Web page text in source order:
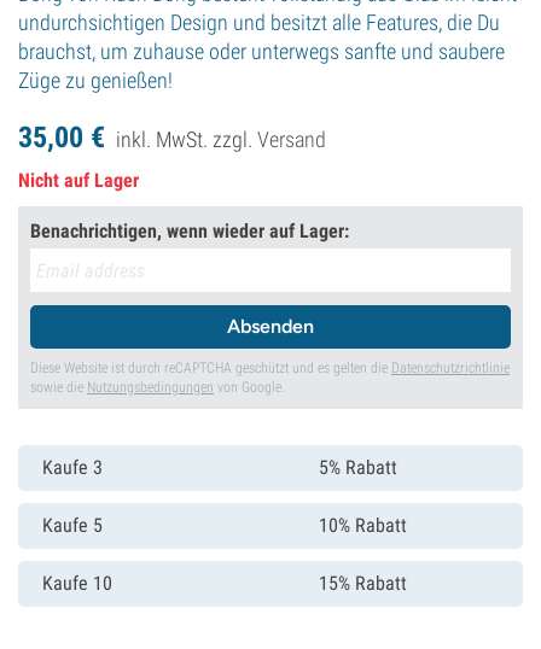
undurchsichtigen Design und besitzt alle Features, die Du
brauchst, um zuhause oder unterwegs sanfte und saubere
Züge zu genießen!
35,00 € inkl. MwSt. zzgl. Versand
Nicht auf Lager
Benachrichtigen, wenn wieder auf Lager:
Absenden
Diese Website ist durch reCAPTCHA geschützt und es gelten die Datenschutzrichtlinie
sowie die Nutzungsbedingungen von Google.
Kaufe 3 5% Rabatt
Kaufe 5 10% Rabatt
Kaufe 10 15% Rabatt